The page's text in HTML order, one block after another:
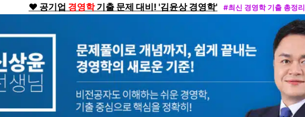
❤ 공기업 경영학기출 문제 대비! '김윤상 경영학' #최신 경영학 기출 총정리